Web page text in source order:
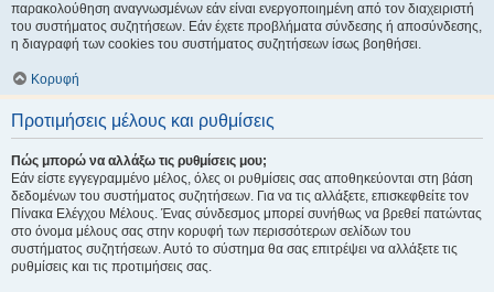
παρακολούθηση αναγνωσμένων εάν είναι ενεργοποιημένη από τον διαχειριστή
του συστήματος συζητήσεων. Εάν έχετε προβλήματα σύνδεσης ή αποσύνδεσης,
η διαγραφή των cookies του συστήματος συζητήσεων ίσως βοηθήσει.
Κορυφή
Προτιμήσεις μέλους και ρυθμίσεις
Πώς μπορώ να αλλάξω τις ρυθμίσεις μου;
Εάν είστε εγγεγραμμένο μέλος, όλες οι ρυθμίσεις σας αποθηκεύονται στη βάση
δεδομένων του συστήματος συζητήσεων. Για να τις αλλάξετε, επισκεφθείτε τον
Πίνακα Ελέγχου Μέλους. Ένας σύνδεσμος μπορεί συνήθως να βρεθεί πατώντας
στο όνομα μέλους σας στην κορυφή των περισσότερων σελίδων του
συστήματος συζητήσεων. Αυτό το σύστημα θα σας επιτρέψει να αλλάξετε τις
ρυθμίσεις και τις προτιμήσεις σας.